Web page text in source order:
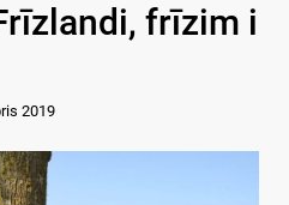
frīzim i
2019